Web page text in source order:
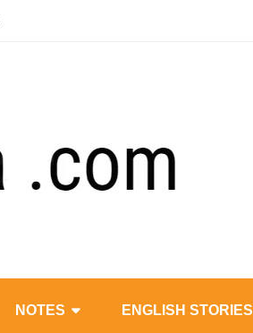
NOTES ENGLISH STORIES